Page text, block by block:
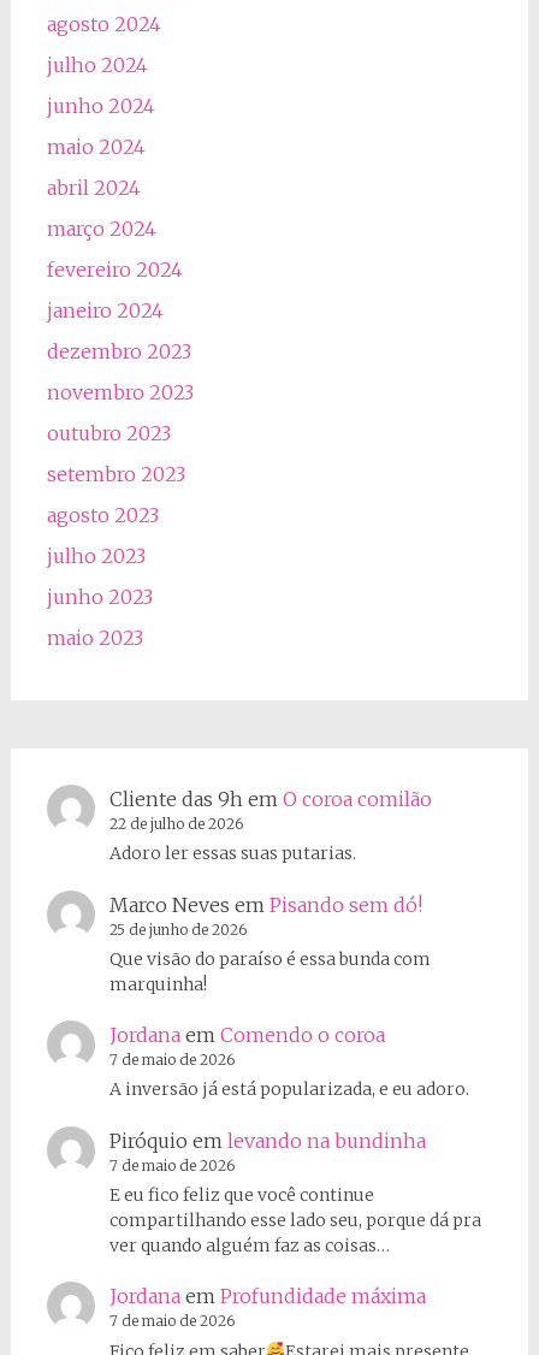
agosto 2024
julho 2024
junho 2024
maio 2024
abril 2024
março 2024
fevereiro 2024
janeiro 2024
dezembro 2023
novembro 2023
outubro 2023
setembro 2023
agosto 2023
julho 2023
junho 2023
maio 2023
Cliente das 9h em O coroa comilão
22 de julho de 2026
Adoro ler essas suas putarias.
Marco Neves em Pisando sem dó!
25 de junho de 2026
Que visão do paraíso é essa bunda com
marquinha!
Jordanaem Comendo o coroa
7 de maio de 2026
A inversão já está popularizada, e eu adoro.
Piróquio em levando na bundinha
7 de maio de 2026
E eu fico feliz que você continue
compartilhando esse lado seu, porque dá pra
ver quando alguém faz as coisas…
Jordanaem Profundidade máxima
7 de maio de 2026